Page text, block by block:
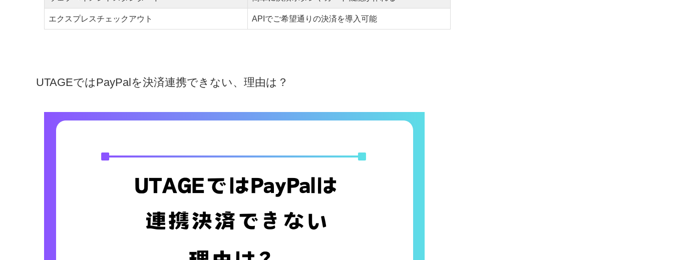
エクスプレスチェックアウト APIでご希望通りの決済を導入可能
UTAGEではPayPalを決済連携できない、理由は？